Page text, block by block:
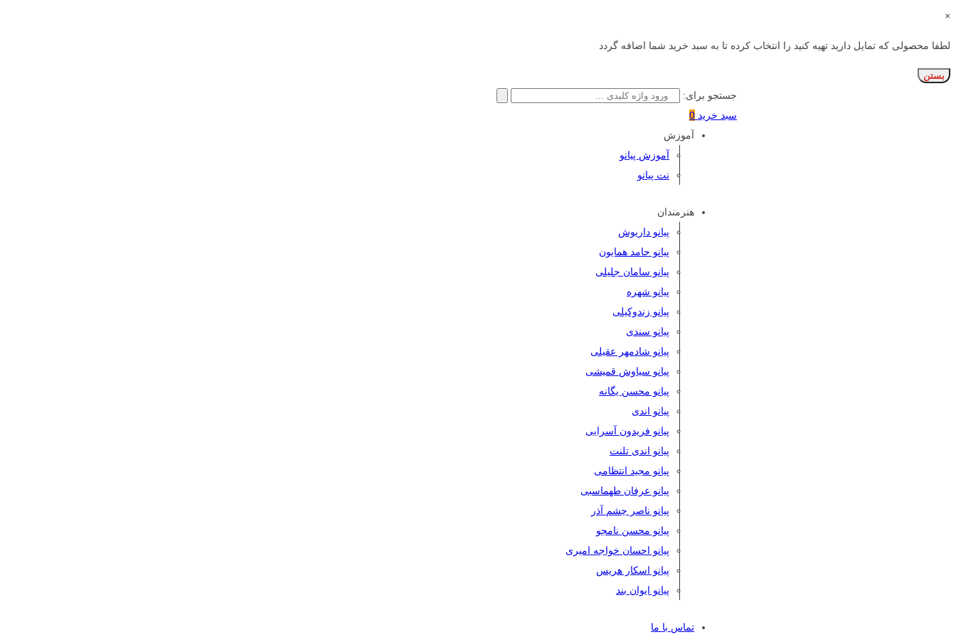
×
لطفا محصولی که تمایل دارید تهیه کنید را انتخاب کرده تا به سبد خرید شما اضافه گردد
بستن
جستجو برای:
سبد خرید 0
آموزش
آموزش پیانو
نت پیانو
هنرمندان
پیانو داریوش
پیانو حامد همایون
پیانو سامان جلیلی
پیانو شهره
پیانو زندوکیلی
پیانو سندی
پیانو شادمهر عقیلی
پیانو سیاوش قمیشی
پیانو محسن یگانه
پیانو اندی
پیانو فریدون آسرایی
پیانو اندی تلنت
پیانو مجید انتظامی
پیانو عرفان طهماسبی
پیانو ناصر چشم آذر
پیانو محسن نامجو
پیانو احسان خواجه امیری
پیانو اسکار هریس
پیانو ایوان بند
تماس با ما